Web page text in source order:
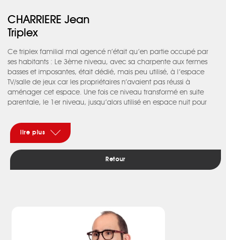
CHARRIERE Jean
Triplex
Ce triplex familial mal agencé n’était qu’en partie occupé par
ses habitants : Le 3ème niveau, avec sa charpente aux fermes
basses et imposantes, était dédié, mais peu utilisé, à l’espace
TV/salle de jeux car les propriétaires n’avaient pas réussi à
aménager cet espace. Une fois ce niveau transformé en suite
parentale, le 1er niveau, jusqu’alors utilisé en espace nuit pour
passage une chambre d’amis. Le 2ème niveau quant à lui, a été
totalement décloisonné permettant un espace de vie confortable
et lumineux pouvant accueillir occasionellement de grandes
tablées, souhait des propriétaires.
lire plus
Retour